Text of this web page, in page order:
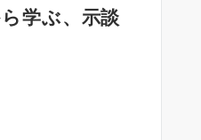
学ぶ、示談